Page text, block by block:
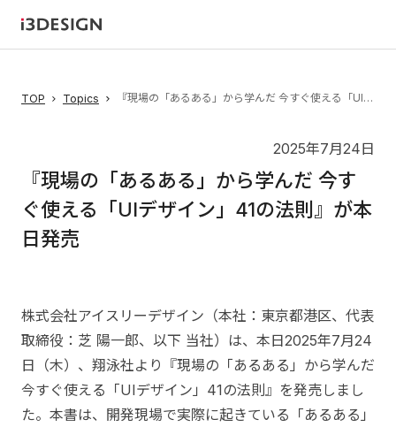
TOP Topics 『現場の「あるある」から学んだ 今すぐ使える「UIデザイン」41の法則』が本日発売
2025年7月24日
『現場の「あるある」から学んだ 今す
ぐ使える「UIデザイン」41の法則』が本
日発売
株式会社アイスリーデザイン（本社：東京都港区、代表
取締役：芝 陽一郎、以下 当社）は、本日2025年7月24
日（木）、翔泳社より『現場の「あるある」から学んだ
今すぐ使える「UIデザイン」41の法則』を発売しまし
た。本書は、開発現場で実際に起きている「あるある」